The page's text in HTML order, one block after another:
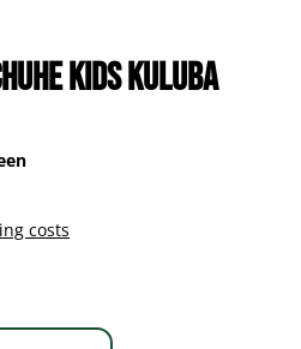
Kids Kuluba
costs